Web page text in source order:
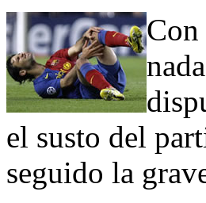
el susto del
seguido la